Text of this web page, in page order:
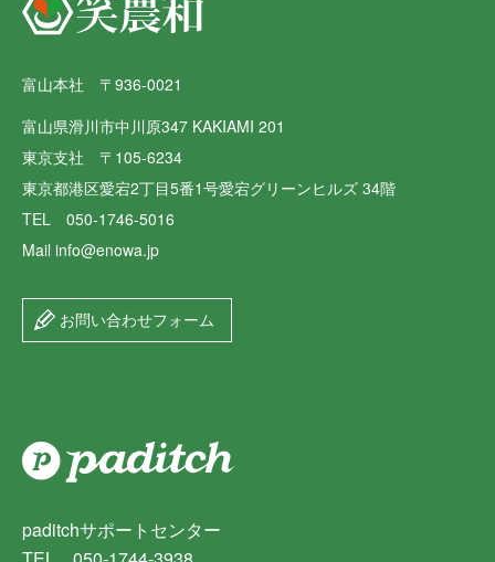
富山本社 〒936-0021
富山県滑川市中川原347 KAKIAMI 201
東京支社 〒105-6234
東京都港区愛宕2丁目5番1号愛宕グリーンヒルズ 34階
TEL 050-1746-5016
Mail info@enowa.jp
お問い合わせフォーム
paditchサポートセンター